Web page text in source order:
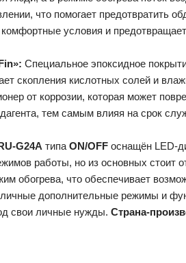
что помогает предотвратить
условия и
Специальное эпоксидное
скопления кислотных солей и
от коррозии, которая может
тем самым влияя на срок
G24A типа ON/OFF оснащён LED-
работы, но из основных стоит
обогрева, что обеспечивает
дополнительные режимы и
свои личные нужды. Страна-